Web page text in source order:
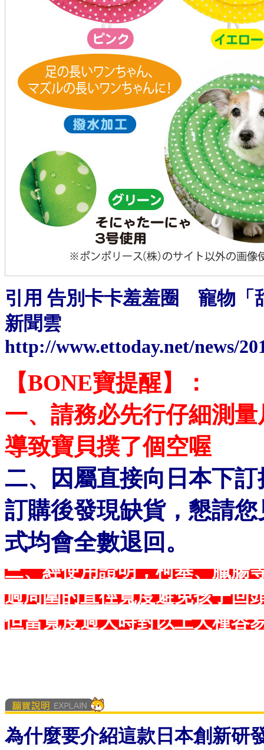
引用 告別卡卡羞羞圈 寵物「
新聞雲
http://www.ettoday.net/news/
【BONE寶提醒】：
一、請務必先行仔細測
導致寶貝撲了個空喔
二、
因屬直接向日本下
訂購後發現缺貨，懇請
式均會全數退回。
三、經使用證明，柯基、臘腸
過周圍的直徑寬度避免孩子回
但當寬度過大時對以上犬種容
為什麼要介紹這款日本創新研